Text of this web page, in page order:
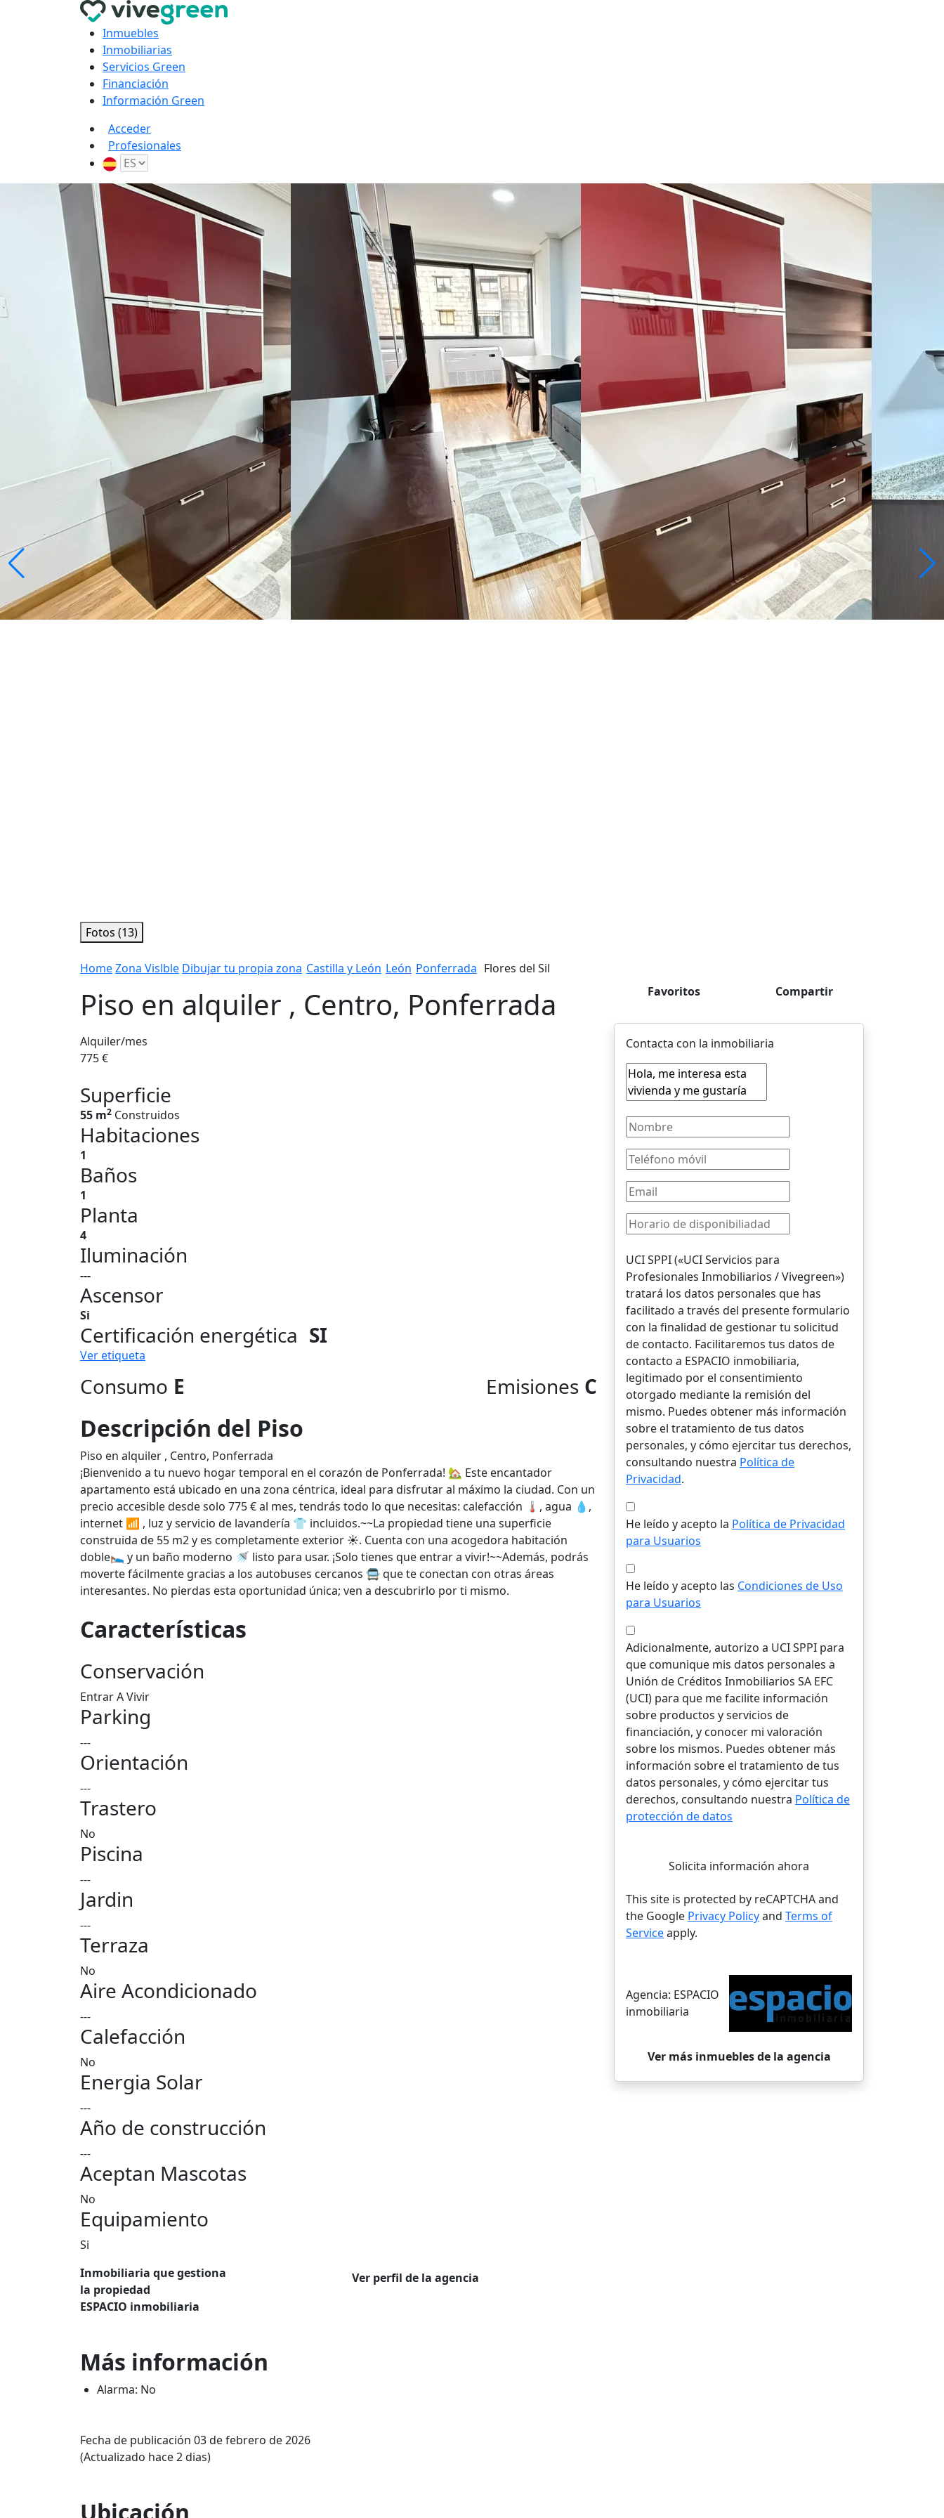
Inmuebles
Inmobiliarias
Servicios Green
Financiación
Información Green
Acceder
Profesionales
Fotos (13)
HomeZona Vislble Dibujar tu propia zona Castilla y León León Ponferrada Flores del Sil
Piso en alquiler , Centro, Ponferrada
Alquiler/mes
775 €
Superficie
55 m2 Construidos
Habitaciones
1
Baños
1
Planta
4
Iluminación
---
Ascensor
Si
Certificación energética SI
Ver etiqueta
Consumo E Emisiones C
Descripción del Piso
Piso en alquiler , Centro, Ponferrada
¡Bienvenido a tu nuevo hogar temporal en el corazón de Ponferrada! 🏡 Este encantador
apartamento está ubicado en una zona céntrica, ideal para disfrutar al máximo la ciudad. Con un
precio accesible desde solo 775 € al mes, tendrás todo lo que necesitas: calefacción 🌡️, agua 💧,
internet 📶 , luz y servicio de lavandería 👕 incluidos.~~La propiedad tiene una superficie
construida de 55 m2 y es completamente exterior ☀️. Cuenta con una acogedora habitación
doble🛌 y un baño moderno 🚿 listo para usar. ¡Solo tienes que entrar a vivir!~~Además, podrás
moverte fácilmente gracias a los autobuses cercanos 🚍 que te conectan con otras áreas
interesantes. No pierdas esta oportunidad única; ven a descubrirlo por ti mismo.
Características
Conservación
Entrar A Vivir
Parking
---
Orientación
---
Trastero
No
Piscina
---
Jardin
---
Terraza
No
Aire Acondicionado
---
Calefacción
No
Energia Solar
---
Año de construcción
---
Aceptan Mascotas
No
Equipamiento
Si
Inmobiliaria que gestiona
la propiedad
ESPACIO inmobiliaria
Ver perfil de la agencia
Más información
Alarma: No
Fecha de publicación 03 de febrero de 2026
(Actualizado hace 2 dias)
Favoritos Compartir
Contacta con la inmobiliaria
UCI SPPI («UCI Servicios para
Profesionales Inmobiliarios / Vivegreen»)
tratará los datos personales que has
facilitado a través del presente formulario
con la finalidad de gestionar tu solicitud
de contacto. Facilitaremos tus datos de
contacto a ESPACIO inmobiliaria,
legitimado por el consentimiento
otorgado mediante la remisión del
mismo. Puedes obtener más información
sobre el tratamiento de tus datos
personales, y cómo ejercitar tus derechos,
consultando nuestra Política de
Privacidad.
He leído y acepto la Política de Privacidad
para Usuarios
He leído y acepto las Condiciones de Uso
para Usuarios
Adicionalmente, autorizo a UCI SPPI para
que comunique mis datos personales a
Unión de Créditos Inmobiliarios SA EFC
(UCI) para que me facilite información
sobre productos y servicios de
financiación, y conocer mi valoración
sobre los mismos. Puedes obtener más
información sobre el tratamiento de tus
datos personales, y cómo ejercitar tus
derechos, consultando nuestra Política de
protección de datos
Solicita información ahora
This site is protected by reCAPTCHA and
the Google Privacy Policyand Terms of
Serviceapply.
Agencia: ESPACIO
inmobiliaria
Ver más inmuebles de la agencia